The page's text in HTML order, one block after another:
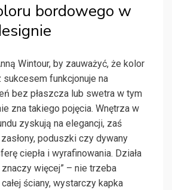
bordowego w
Wintour, by zauważyć, że kolor
funkcjonuje na
bez płaszcza lub swetra w tym
zna takiego pojęcia. Wnętrza w
zyskują na elegancji, zaś
poduszki czy dywany
ciepła i wyrafinowania. Działa
znaczy więcej” – nie trzeba
ściany, wystarczy kapka